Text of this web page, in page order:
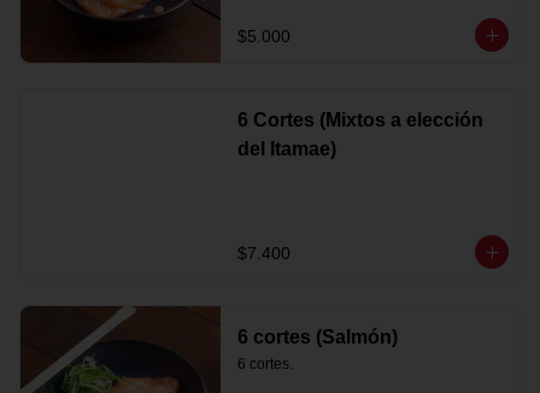
$5.000
6 Cortes (Mixtos a elección
del Itamae)
$7.400
6 cortes (Salmón)
6 cortes.